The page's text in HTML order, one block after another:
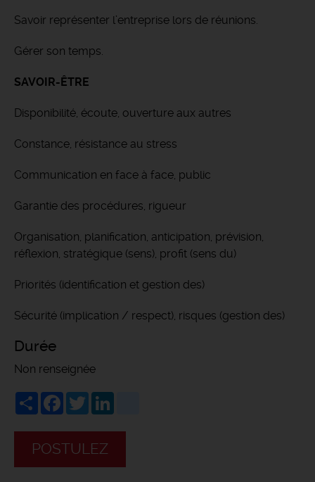
Savoir représenter l’entreprise lors de réunions.
Gérer son temps.
SAVOIR-ÊTRE
Disponibilité, écoute, ouverture aux autres
Constance, résistance au stress
Communication en face à face, public
Garantie des procédures, rigueur
Organisation, planification, anticipation, prévision,
réflexion, stratégique (sens), profit (sens du)
Priorités (identification et gestion des)
Sécurité (implication / respect), risques (gestion des)
Durée
Non renseignée
ShareFacebook
Twitter
POSTULEZ